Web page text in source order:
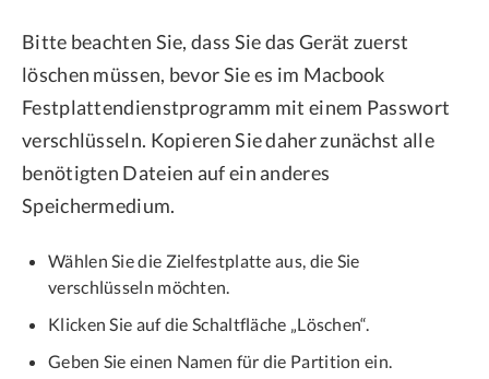
Bitte beachten Sie, dass Sie das Gerät zuerst
löschen müssen, bevor Sie es im Macbook
Festplattendienstprogramm mit einem Passwort
verschlüsseln. Kopieren Sie daher zunächst alle
benötigten Dateien auf ein anderes
Speichermedium.
Wählen Sie die Zielfestplatte aus, die Sie
verschlüsseln möchten.
Klicken Sie auf die Schaltfläche „Löschen“.
Geben Sie einen Namen für die Partition ein.